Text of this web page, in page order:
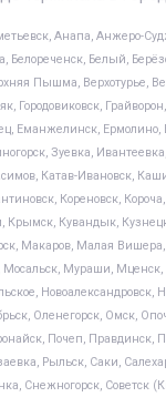
Анапа, Анжеро-
Белый,
Пышма, Верхотурье,
Еманжелинск,
Зуевка,
Катав-Ивановск,
Кореновск,
Кувандык,
Макаров, Малая
Мураши,
Новоалександровск,
Оленегорск, Омск,
Почеп,
Рыльск, Саки,
Советск